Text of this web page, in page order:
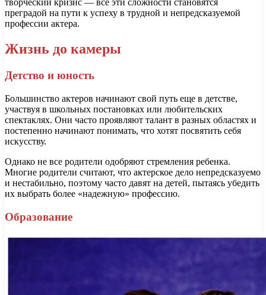
творческий кризис — все эти сложности становятся
преградой на пути к успеху в трудной и непредсказуемой
профессии актера.
Жизнь до камеры
Детство и юность
Большинство актеров начинают свой путь еще в детстве,
участвуя в школьных постановках или любительских
спектаклях. Они часто проявляют талант в разных областях и
постепенно начинают понимать, что хотят посвятить себя
искусству.
Однако не все родители одобряют стремления ребенка.
Многие родители считают, что актерское дело непредсказуемо
и нестабильно, поэтому часто давят на детей, пытаясь убедить
их выбрать более «надежную» профессию.
Образование